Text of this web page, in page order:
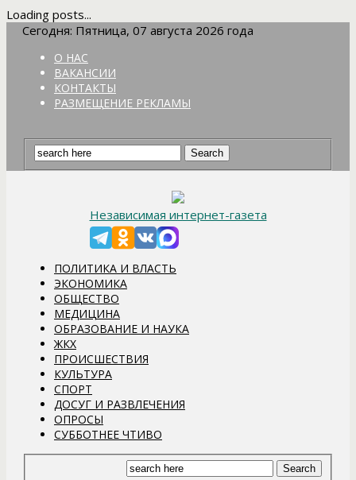
Loading posts...
Сегодня: Пятница, 07 августа 2026 года
О НАС
ВАКАНСИИ
КОНТАКТЫ
РАЗМЕЩЕНИЕ РЕКЛАМЫ
Независимая интернет-газета
ПОЛИТИКА И ВЛАСТЬ
ЭКОНОМИКА
ОБЩЕСТВО
МЕДИЦИНА
ОБРАЗОВАНИЕ И НАУКА
ЖКХ
ПРОИСШЕСТВИЯ
КУЛЬТУРА
СПОРТ
ДОСУГ И РАЗВЛЕЧЕНИЯ
ОПРОСЫ
СУББОТНЕЕ ЧТИВО